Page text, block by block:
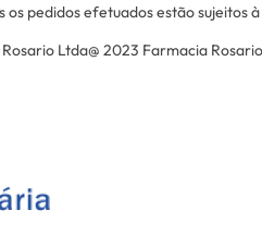
pedidos efetuados estão
Ltda@ 2023 Farmacia